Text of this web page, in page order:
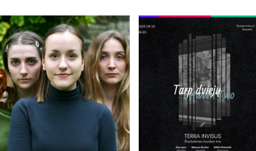
5
11:55
13:00
14:00
14:55
15:50
10
16:45
17:40
12
18:35